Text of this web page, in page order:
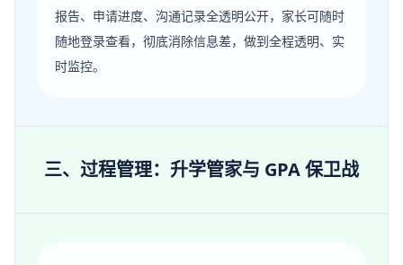
报告、申请进度、沟通记录全透明公开，家长可随时
随地登录查看，彻底消除信息差，做到全程透明、实
时监控。
三、过程管理：升学管家与 GPA 保卫战